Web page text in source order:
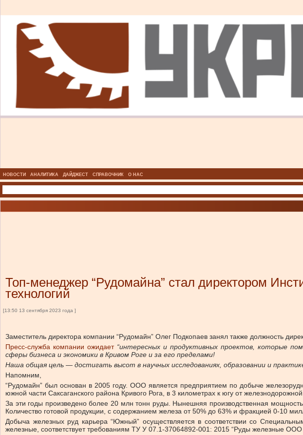
НОВОСТИ АНАЛИТИКА ДАЙДЖЕСТ СПРАВОЧНИК О НАС
Топ-менеджер “Рудомайна” стал директором
технологий
[13:50 13 сентября 2023 года ]
Заместитель директора компании “Рудомайн” Олег Подкопаев занял также должность
Пресс-служба компании ожидает “интересных и продуктивных проектов, которые
сферы бизнеса и экономики в Кривом Роге и за его пределами!
Наша общая цель — достигать высот в научных исследованиях, образовании и
Напомним,
“Рудомайн” был основан в 2005 году. ООО является предприятием по добыче
южной части Саксаганского района Кривого Рога, в 3 километрах к югу от
За эти годы произведено более 20 млн тонн руды. Нынешняя производственная
Количество готовой продукции, с содержанием железа от 50% до 63% и фракцией 0-10
Добыча железных руд карьера “Южный” осуществляется в соответствии со
железные, соответствует требованиям ТУ У 07.1-37064892-001: 2015 “Руды железные ООО